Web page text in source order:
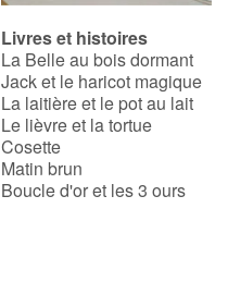
Livres et histoires
La Belle au bois dormant
Jack et le haricot magique
La laitière et le pot au lait
Le lièvre et la tortue
Cosette
Matin brun
Boucle d'or et les 3 ours